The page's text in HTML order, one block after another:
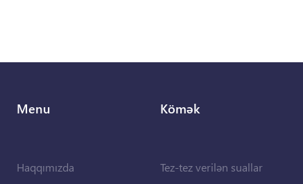
Menu
Haqqımızda
Kömək
Tez-tez verilən suallar